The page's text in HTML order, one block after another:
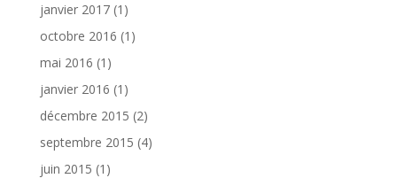
janvier 2017(1)
octobre 2016 (1)
mai 2016 (1)
janvier 2016 (1)
décembre 2015 (2)
septembre 2015 (4)
juin 2015 (1)